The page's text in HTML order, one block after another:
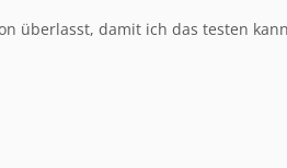
überlasst, damit ich das testen